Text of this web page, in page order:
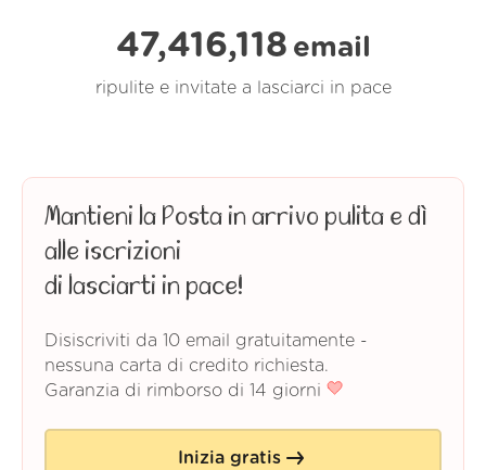
47,416,118 email
ripulite e invitate a lasciarci in pace
Mantieni la Posta in arrivo pulita e dì
alle iscrizioni
di lasciarti in pace!
Disiscriviti da 10 email gratuitamente -
nessuna carta di credito richiesta.
Garanzia di rimborso di 14 giorni
Inizia gratis